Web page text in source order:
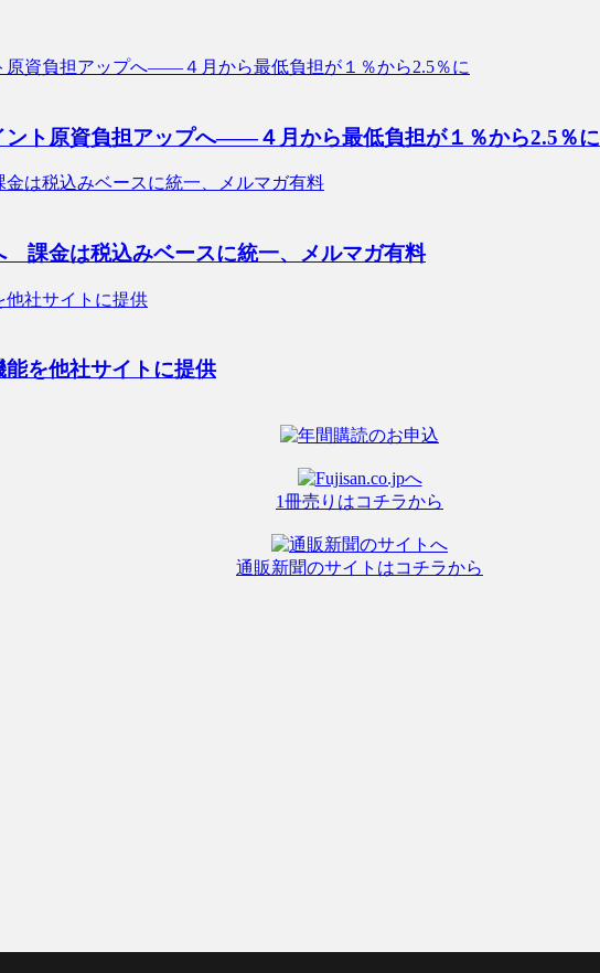
ント原資負担アップへ――４月から最低負担が１％から2.5％に
課金は税込みベースに統一、メルマガ有料
を他社サイトに提供
1冊売りはコチラから
通販新聞のサイトはコチラから